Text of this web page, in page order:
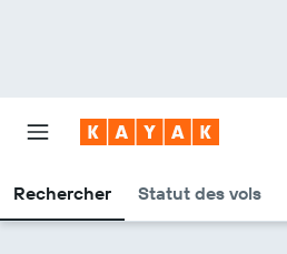
Rechercher Statut des vols